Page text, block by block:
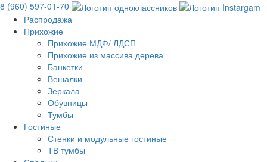
8 (960) 597-01-70
Распродажа
Прихожие
Прихожие МДФ/ ЛДСП
Прихожие из массива дерева
Банкетки
Вешалки
Зеркала
Обувницы
Тумбы
Гостиные
Стенки и модульные гостиные
ТВ тумбы